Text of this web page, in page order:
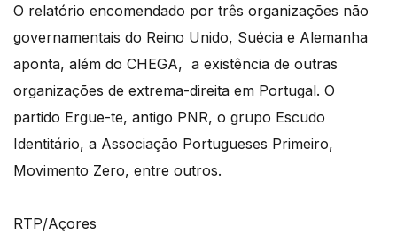
O relatório encomendado por três organizações não
governamentais do Reino Unido, Suécia e Alemanha
aponta, além do CHEGA, a existência de outras
organizações de extrema-direita em Portugal. O
partido Ergue-te, antigo PNR, o grupo Escudo
Identitário, a Associação Portugueses Primeiro,
Movimento Zero, entre outros.
RTP/Açores